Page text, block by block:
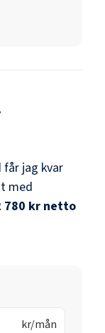
får jag kvar
med
780 kr netto
kr/mån